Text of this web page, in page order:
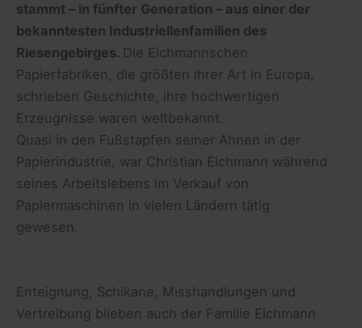
stammt – in fünfter Generation – aus einer der
bekanntesten Industriellenfamilien des
Riesengebirges. Die Eichmannschen
Papierfabriken, die größten ihrer Art in Europa,
schrieben Geschichte, ihre hochwertigen
Erzeugnisse waren weltbekannt.
Quasi in den Fußstapfen seiner Ahnen in der
Papierindustrie, war Christian Eichmann während
seines Arbeitslebens im Verkauf von
Papiermaschinen in vielen Ländern tätig
gewesen.
Enteignung, Schikane, Misshandlungen und
Vertreibung blieben auch der Familie Eichmann